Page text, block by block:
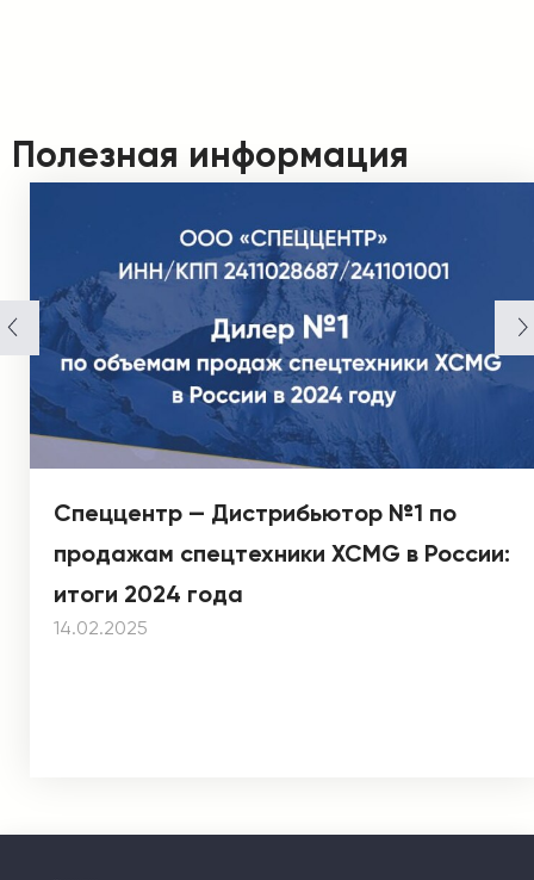
Полезная информация
Спеццентр — Дистрибьютор №1 по
продажам спецтехники XCMG в России:
итоги 2024 года
14.02.2025